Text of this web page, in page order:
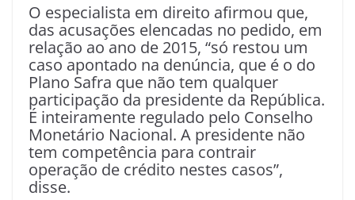
O especialista em direito afirmou que,
das acusações elencadas no pedido, em
relação ao ano de 2015, “só restou um
caso apontado na denúncia, que é o do
Plano Safra que não tem qualquer
participação da presidente da República.
É inteiramente regulado pelo Conselho
Monetário Nacional. A presidente não
tem competência para contrair
operação de crédito nestes casos”,
disse.